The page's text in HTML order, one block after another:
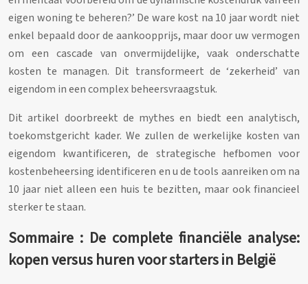
eigen woning te beheren?’ De ware kost na 10 jaar wordt niet
enkel bepaald door de aankoopprijs, maar door uw vermogen
om een cascade van onvermijdelijke, vaak onderschatte
kosten te managen. Dit transformeert de ‘zekerheid’ van
eigendom in een complex beheersvraagstuk.
Dit artikel doorbreekt de mythes en biedt een analytisch,
toekomstgericht kader. We zullen de werkelijke kosten van
eigendom kwantificeren, de strategische hefbomen voor
kostenbeheersing identificeren en u de tools aanreiken om na
10 jaar niet alleen een huis te bezitten, maar ook financieel
sterker te staan.
Sommaire : De complete financiële analyse:
kopen versus huren voor starters in België